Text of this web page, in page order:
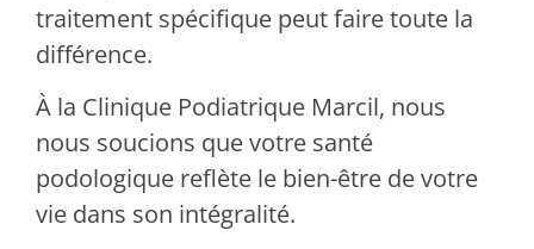
traitement spécifique peut faire toute la
différence.
À la Clinique Podiatrique Marcil, nous
nous soucions que votre santé
podologique reflète le bien-être de votre
vie dans son intégralité.